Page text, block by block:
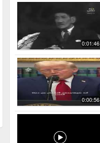
0:01:46
0:00:56